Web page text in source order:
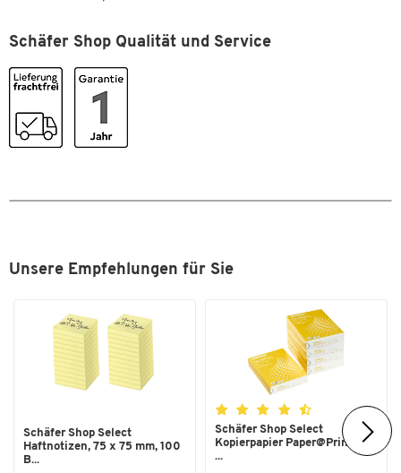
Schäfer Shop Qualität und Service
Unsere Empfehlungen für Sie
Schäfer Shop Select
Haftnotizen, 75 x 75 mm, 100
B...
Schäfer Shop Select
Kopierpapier Paper@Print, DIN
...